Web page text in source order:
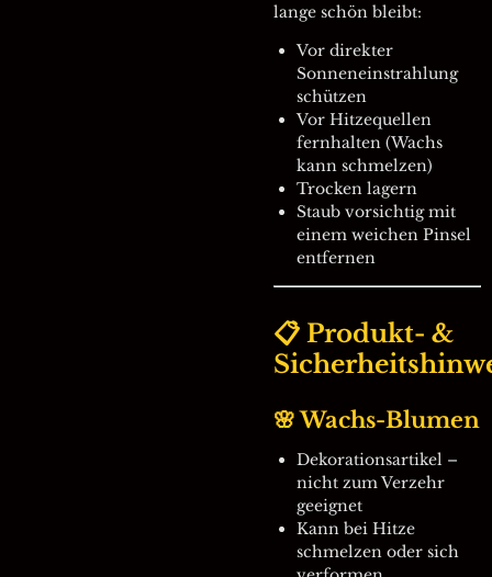
lange schön bleibt:
Vor direkter
Sonneneinstrahlung
schützen
Vor Hitzequellen
fernhalten (Wachs
kann schmelzen)
Trocken lagern
Staub vorsichtig mit
einem weichen Pinsel
entfernen
📋 Produkt- &
🌸 Wachs-Blumen
Dekorationsartikel –
nicht zum Verzehr
geeignet
Kann bei Hitze
schmelzen oder sich